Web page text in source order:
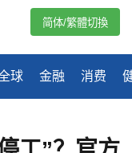
球 金融 消费
简体/繁體切換